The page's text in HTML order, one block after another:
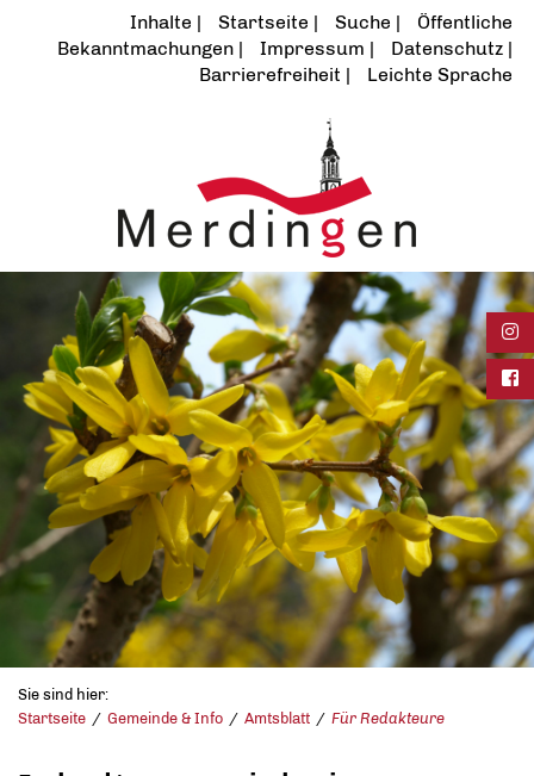
Inhalte Startseite Suche
Öffentliche
Bekanntmachungen
Impressum
Datenschutz
Barrierefreiheit
Leichte Sprache
Sie sind hier:
Startseite
Gemeinde & Info Amtsblatt Für Redakteure